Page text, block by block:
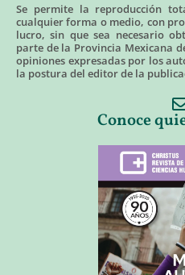
Se permite la reproducción
cualquier forma o medio, con
lucro, sin que sea necesario
parte de la Provincia Mexicana
opiniones expresadas por los
la postura del editor de la
Conoce